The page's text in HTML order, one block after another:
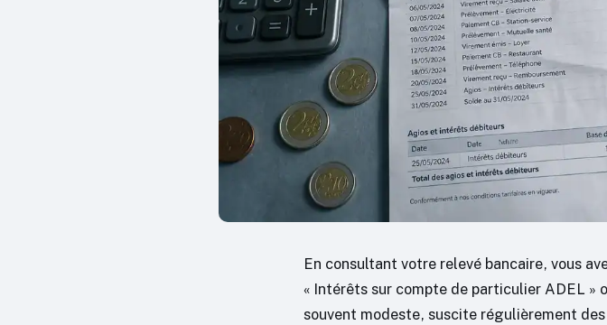
En consultant votre relevé bancaire, vous
« Intérêts sur compte de particulier ADEL »
souvent modeste, suscite régulièrement